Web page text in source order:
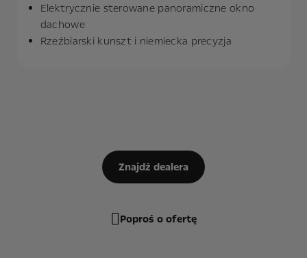
Elektrycznie sterowane panoramiczne okno
dachowe
Rzeźbiarski kunszt i niemiecka precyzja
Znajdź dealera
Poproś o ofertę